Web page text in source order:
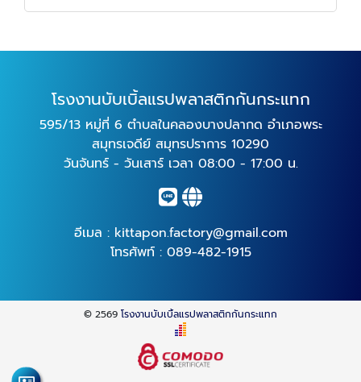
โรงงานบับเบิ้ลแรปพลาสติกกันกระแทก
595/13 หมู่ที่ 6 ตำบลในคลองบางปลากด อำเภอพระ
สมุทรเจดีย์ สมุทรปราการ 10290
วันจันทร์ - วันเสาร์ เวลา 08:00 - 17:00 น.
อีเมล : kittapon.factory@gmail.com
โทรศัพท์ : 089-482-1915
© 2569 โรงงานบับเบิ้ลแรปพลาสติกกันกระแทก